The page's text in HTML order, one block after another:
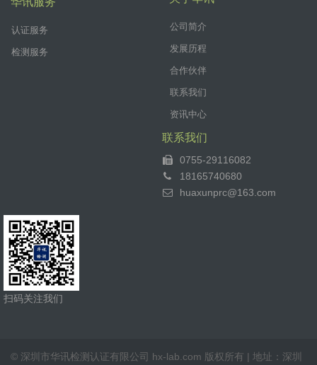
认证服务
检测服务
公司简介
发展历程
合作伙伴
联系我们
资讯中心
联系我们
0755-29116082
18165740680
huaxunprc@163.com
扫码关注我们
© 深圳市华讯检测认证有限公司 hx-lab.com 版权所有 | 地址：深圳